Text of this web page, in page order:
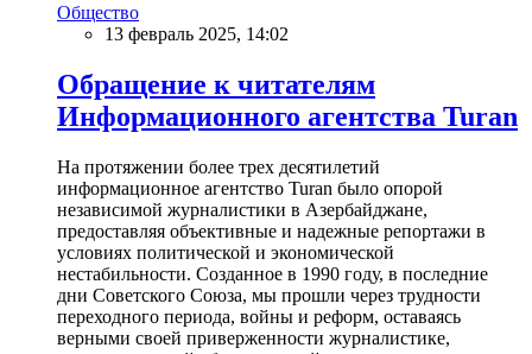
Общество
13 февраль 2025, 14:02
Обращение к читателям
Информационного агентства Turan
На протяжении более трех десятилетий
информационное агентство Turan было опорой
независимой журналистики в Азербайджане,
предоставляя объективные и надежные репортажи в
условиях политической и экономической
нестабильности. Созданное в 1990 году, в последние
дни Советского Союза, мы прошли через трудности
переходного периода, войны и реформ, оставаясь
верными своей приверженности журналистике,